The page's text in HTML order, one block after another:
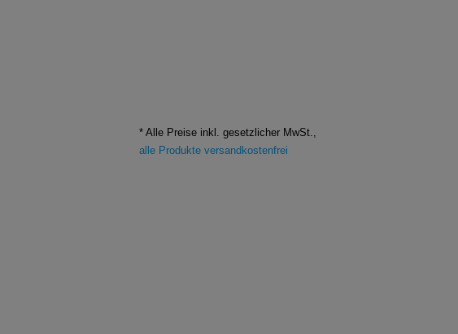
* Alle Preise inkl. gesetzlicher MwSt.,
alle Produkte versandkostenfrei